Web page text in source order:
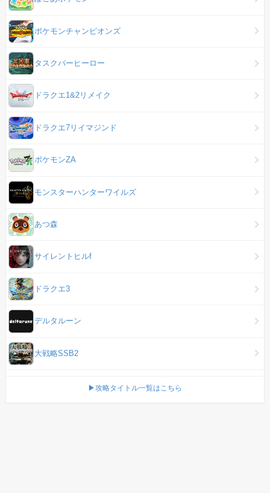
ポケモンチャンピオンズ
タスクバーヒーロー
ドラクエ1&2リメイク
ドラクエ7リイマジンド
ポケモンZA
モンスターハンターワイルズ
あつ森
サイレントヒルf
ドラクエ3
デルタルーン
大戦略SSB2
▶攻略タイトル一覧はこちら